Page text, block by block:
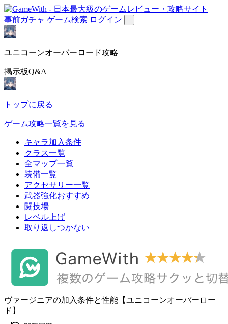
事前ガチャ ゲーム検索 ログイン
ユニコーンオーバーロード攻略
掲示板Q&A
トップに戻る
ゲーム攻略一覧を見る
キャラ加入条件
クラス一覧
全マップ一覧
装備一覧
アクセサリー一覧
武器強化おすすめ
闘技場
レベル上げ
取り返しつかない
ヴァージニアの加入条件と性能【ユニコーンオーバーロー
ド】